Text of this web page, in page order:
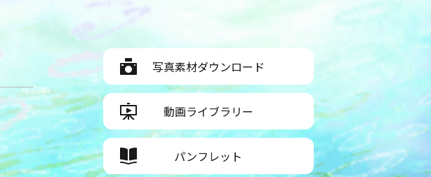
写真素材ダウンロード
動画ライブラリー
パンフレット